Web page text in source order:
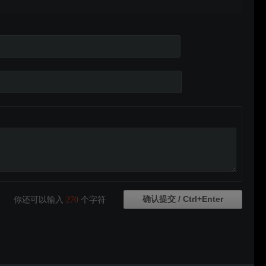
你还可以输入 270 个字符